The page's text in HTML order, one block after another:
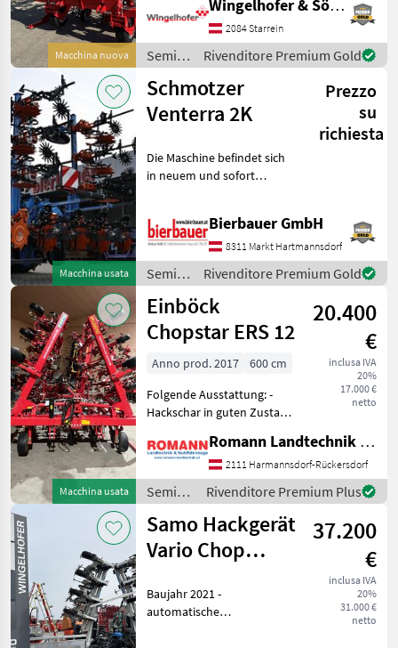
Kult Kress
4
Carre
2
Kongskilde
2
Schmotzer
2
Mostra
tutti
11
MARKETPLACE
Marketplace
Offerte dei
rivenditori
Annunci
Macchina nuova
Zinkenausstattung: - 6 Stk.
Hackkörper ONE
spindelverstellbare Fa
Wingelhofer & Söhne GmbH
2084 Starrein
Semina
e cura /
Einböck
Rivenditore Premium Gold
Macchina usata
Schmotzer
Venterra 2K
Prezzo
su
richiesta
Die Maschine befindet sich
in neuem und sofort
telefonischer Vereinbarung
gerne vor Ort besichtigt
werden. Neumaschine sofo
Bierbauer GmbH
8311 Markt Hartmannsdorf
Semina
e cura /
Schmotzer
Rivenditore Premium Gold
Macchina usata
Einböck
Chopstar ERS 12
20.400
€
inclusa IVA
20%
17.000 €
netto
Anno prod. 2017
600 cm
Folgende Ausstattung: -
Hackschar in guten Zustand
Pflanzenschutzscheibe für
12 Reihen - Fingerhacke für
12 Reihen -
Begrenzungslicht mit
Romann Landtechnik & Nutzfahrzeuge e.U.
2111 Harmannsdorf-Rückersdorf
Semina
e cura /
Einböck
Rivenditore Premium Plus
Samo Hackgerät
Vario Chop
37.200
€
inclusa IVA
20%
31.000 €
netto
Baujahr 2021 -
automatische